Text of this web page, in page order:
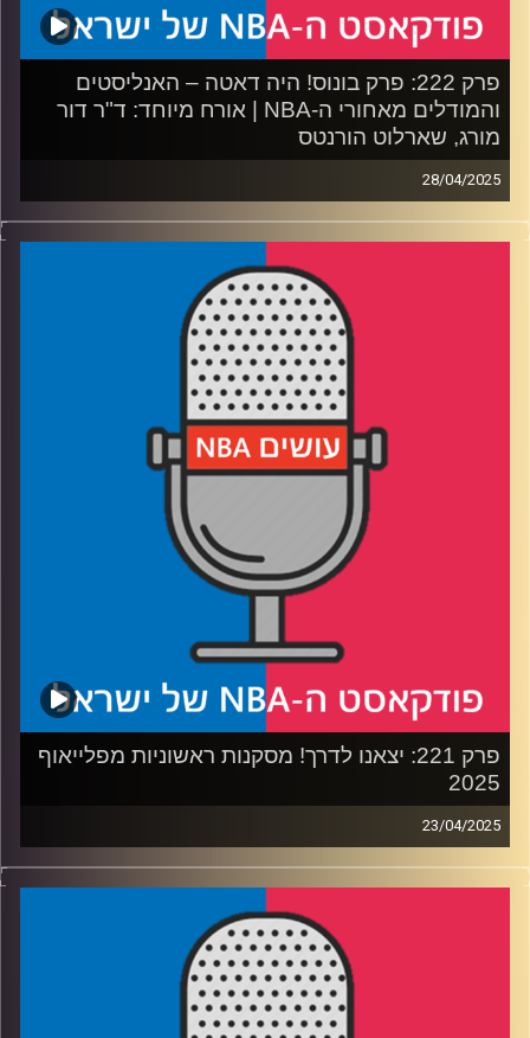
פרק 222: פרק בונוס! היה דאטה – האנליסטים
והמודלים מאחורי ה-NBA | אורח מיוחד: ד"ר דור
מורג, שארלוט הורנטס
28/04/2025
פודקאסט האן.בי.איי עם ערן סורוקה, שרון דוידוביץ', משה
דוידוביץ' ועידן לוצקי, בשיתוף קול האוניברסיטה.
רבע 1: המסע מצפון השרון לצפון קרוליינה, והקשר בין בית
השקעות לקבוצת כדורסל
רבע 2: איך מתכוננים לדראפט, ולמה דני וולף ובן שרף כל כך
רבע 3: מפלוס-מינוס עד 29 מפרקים: מה אנליסט רואה
רבע 4: מסר למי שמאשימ/ה את האנליסטים, ומסר למי
ביום שישי – פרק חדש עם הדרמות של סיום הסיבוב הראשון
עידן לוצקי
פרק 221: יצאנו לדרך! מסקנות ראשוניות מפלייאוף
2025
23/04/2025
פודקאסט האן.בי.איי עם ערן סורוקה, שרון דוידוביץ', משה
דוידוביץ' ועידן לוצקי, בשיתוף קול האוניברסיטה.